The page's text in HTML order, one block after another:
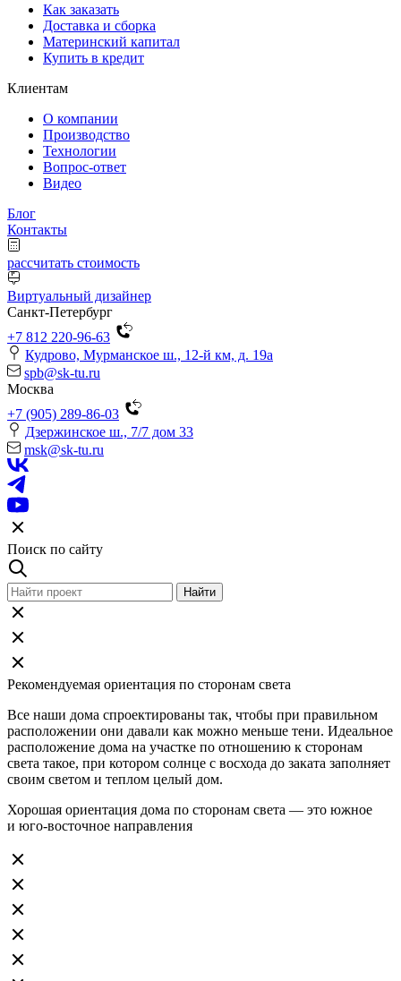
Как заказать
Доставка и сборка
Материнский капитал
Купить в кредит
Клиентам
О компании
Производство
Технологии
Вопрос-ответ
Видео
Блог
Контакты
рассчитать стоимость
Виртуальный дизайнер
Санкт-Петербург
+7 812 220-96-63
Кудрово, Мурманское ш., 12-й км, д. 19a
spb@sk-tu.ru
Москва
+7 (905) 289-86-03
Дзержинское ш., 7/7 дом 33
msk@sk-tu.ru
Поиск по сайту
Рекомендуемая ориентация по сторонам света
Все наши дома спроектированы так, чтобы при правильном
расположении они давали как можно меньше тени. Идеальное
расположение дома на участке по отношению к сторонам
света такое, при котором солнце с восхода до заката заполняет
своим светом и теплом целый дом.
Хорошая ориентация дома по сторонам света — это южное
и юго-восточное направления